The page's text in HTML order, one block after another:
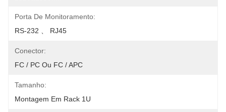
Porta De Monitoramento:
RS-232 、 RJ45
Conector:
FC / PC Ou FC / APC
Tamanho:
Montagem Em Rack 1U